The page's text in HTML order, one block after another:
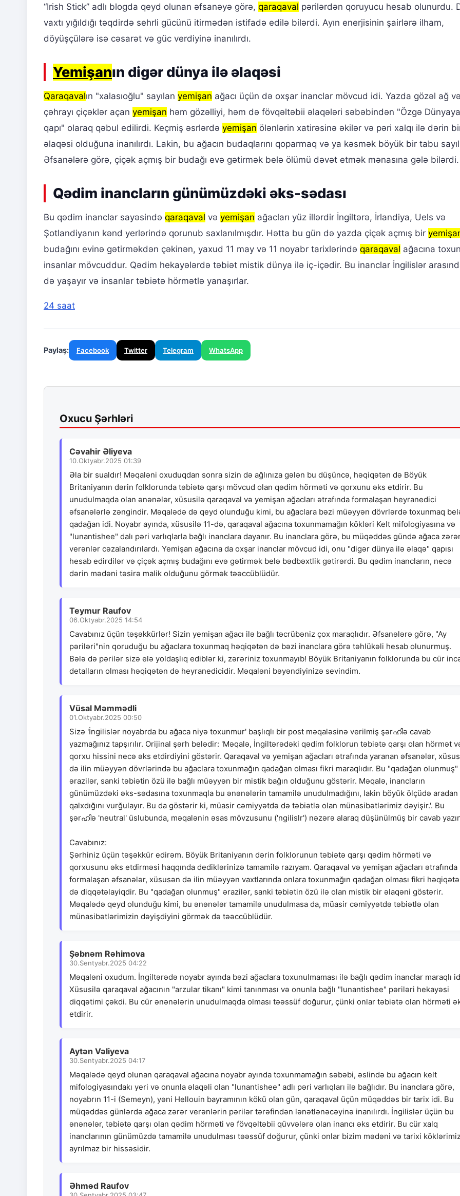
“Irish Stick” adlı blogda qeyd olunan əfsanəyə görə, qaraqaval pərilərdən qoruyucu hesab olunurdu.
vaxtı yığıldığı təqdirdə sehrli gücünü itirmədən istifadə edilə bilərdi. Ayın enerjisinin şairlərə ilham,
döyüşçülərə isə cəsarət və güc verdiyinə inanılırdı.
Yemişanın digər dünya ilə əlaqəsi
Qaraqavalın "xalasıoğlu" sayılan yemişan ağacı üçün də oxşar inanclar mövcud idi. Yazda gözəl ağ
çəhrayı çiçəklər açan yemişan həm gözəlliyi, həm də fövqəltəbii əlaqələri səbəbindən "Özgə Dünyaya
qapı" olaraq qəbul edilirdi. Keçmiş əsrlərdə yemişan ölənlərin xatirəsinə əkilər və pəri xalqı ilə dərin
əlaqəsi olduğuna inanılırdı. Lakin, bu ağacın budaqlarını qoparmaq və ya kəsmək böyük bir tabu
Əfsanələrə görə, çiçək açmış bir budağı evə gətirmək belə ölümü dəvət etmək mənasına gələ bilərdi.
Qədim inancların günümüzdəki əks-sədası
Bu qədim inanclar sayəsində qaraqaval və yemişan ağacları yüz illərdir İngiltərə, İrlandiya, Uels və
Şotlandiyanın kənd yerlərində qorunub saxlanılmışdır. Hətta bu gün də yazda çiçək açmış bir
budağını evinə gətirməkdən çəkinən, yaxud 11 may və 11 noyabr tarixlərində qaraqaval ağacına
insanlar mövcuddur. Qədim hekayələrdə təbiət mistik dünya ilə iç-içədir. Bu inanclar İngilislər
də yaşayır və insanlar təbiətə hörmətlə yanaşırlar.
24 saat
Paylaş: Facebook Twitter Telegram WhatsApp
Oxucu Şərhləri
Cəvahir Əliyeva
10.Oktyabr.2025 01:39
Əla bir sualdır! Məqaləni oxuduqdan sonra sizin də ağlınıza gələn bu düşüncə, həqiqətən də Böyük
Britaniyanın dərin folklorunda təbiətə qarşı mövcud olan qədim hörməti və qorxunu əks etdirir. Bu
unudulmaqda olan ənənələr, xüsusilə qaraqaval və yemişan ağacları ətrafında formalaşan heyranedici
əfsanələrlə zəngindir. Məqalədə də qeyd olunduğu kimi, bu ağaclara bəzi müəyyən dövrlərdə toxunmaq
qadağan idi. Noyabr ayında, xüsusilə 11-də, qaraqaval ağacına toxunmamağın kökləri Kelt mifologiyasına və
"lunantishee" dalı pəri varlıqlarla bağlı inanclara dayanır. Bu inanclara görə, bu müqəddəs gündə ağaca
verənlər cəzalandırılardı. Yemişan ağacına da oxşar inanclar mövcud idi, onu "digər dünya ilə əlaqə" qapısı
hesab edirdilər və çiçək açmış budağını evə gətirmək belə bədbəxtlik gətirərdi. Bu qədim inancların, necə
dərin mədəni təsirə malik olduğunu görmək təəccüblüdür.
Teymur Raufov
06.Oktyabr.2025 14:54
Cavabınız üçün təşəkkürlər! Sizin yemişan ağacı ilə bağlı təcrübəniz çox maraqlıdır. Əfsanələrə görə, "Ay
pəriləri"nin qoruduğu bu ağaclara toxunmaq həqiqətən də bəzi inanclara görə təhlükəli hesab olunurmuş.
Bələ də pərilər sizə elə yoldaşlıq ediblər ki, zərəriniz toxunmayıb! Böyük Britaniyanın folklorunda bu cür
detalların olması həqiqətən də heyranedicidir. Məqaləni bəyəndiyinizə sevindim.
Vüsal Məmmədli
01.Oktyabr.2025 00:50
Sizə 'İngilislər noyabrda bu ağaca niyə toxunmur' başlıqlı bir post məqaləsinə verilmiş şərഹിə cavab
yazmağınız tapşırılır. Orijinal şərh belədir: 'Məqalə, İngiltərədəki qədim folklorun təbiətə qarşı olan hörmət
qorxu hissini necə əks etdirdiyini göstərir. Qaraqaval və yemişan ağacları ətrafında yaranan əfsanələr,
də ilin müəyyən dövrlərində bu ağaclara toxunmağın qadağan olması fikri maraqlıdır. Bu "qadağan olunmuş"
ərazilər, sanki təbiətin özü ilə bağlı müəyyən bir mistik bağın olduğunu göstərir. Məqalə, inancların
günümüzdəki əks-sədasına toxunmaqla bu ənənələrin tamamilə unudulmadığını, lakin böyük ölçüdə aradan
qalxdığını vurğulayır. Bu da göstərir ki, müasir cəmiyyətdə də təbiətlə olan münasibətlərimiz dəyişir.'. Bu
şərഹിə 'neutral' üslubunda, məqalənin əsas mövzusunu ('ngilislr') nəzərə alaraq düşünülmüş bir cavab
Cavabınız:
Şərhiniz üçün təşəkkür edirəm. Böyük Britaniyanın dərin folklorunun təbiətə qarşı qədim hörməti və
qorxusunu əks etdirməsi haqqında dediklərinizə tamamilə razıyam. Qaraqaval və yemişan ağacları ətrafında
formalaşan əfsanələr, xüsusən də ilin müəyyən vaxtlarında onlara toxunmağın qadağan olması fikri
də diqqətəlayiqdir. Bu "qadağan olunmuş" ərazilər, sanki təbiətin özü ilə olan mistik bir əlaqəni göstərir.
Məqalədə qeyd olunduğu kimi, bu ənənələr tamamilə unudulmasa da, müasir cəmiyyətdə təbiətlə olan
münasibətlərimizin dəyişdiyini görmək də təəccüblüdür.
Şəbnəm Rəhimova
30.Sentyabr.2025 04:22
Məqaləni oxudum. İngiltərədə noyabr ayında bəzi ağaclara toxunulmaması ilə bağlı qədim inanclar maraqlı
Xüsusilə qaraqaval ağacının "arzular tikanı" kimi tanınması və onunla bağlı "lunantishee" pəriləri hekayəsi
diqqətimi çəkdi. Bu cür ənənələrin unudulmaqda olması təəssüf doğurur, çünki onlar təbiətə olan hörməti
etdirir.
Aytən Vəliyeva
30.Sentyabr.2025 04:17
Məqalədə qeyd olunan qaraqaval ağacına noyabr ayında toxunmamağın səbəbi, əslində bu ağacın kelt
mifologiyasındakı yeri və onunla əlaqəli olan "lunantishee" adlı pəri varlıqları ilə bağlıdır. Bu inanclara görə,
noyabrın 11-i (Semeyn), yəni Hellouin bayramının kökü olan gün, qaraqaval üçün müqəddəs bir tarix idi. Bu
müqəddəs günlərdə ağaca zərər verənlərin pərilər tərəfindən lənətlənəcəyinə inanılırdı. İngilislər üçün bu
ənənələr, təbiətə qarşı olan qədim hörməti və fövqəltəbii qüvvələrə olan inancı əks etdirir. Bu cür xalq
inanclarının günümüzdə tamamilə unudulması təəssüf doğurur, çünki onlar bizim mədəni və tarixi
ayrılmaz bir hissəsidir.
Əhməd Raufov